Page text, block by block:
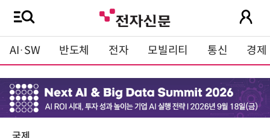
AI·SW 반도체 전자 모빌리티 통신 경제